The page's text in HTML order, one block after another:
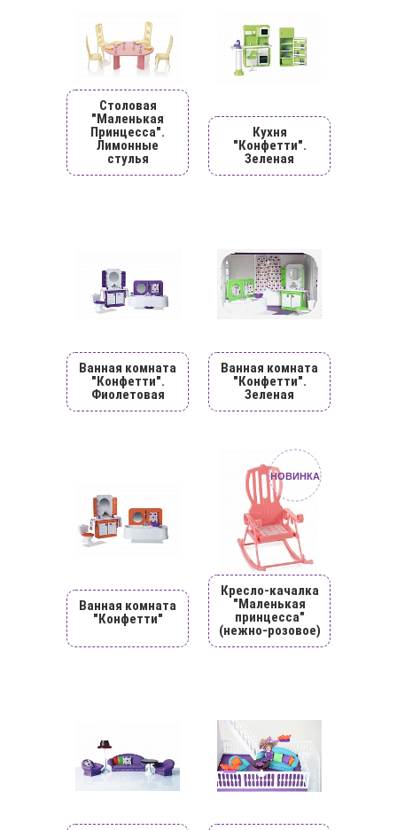
Столовая
"Маленькая
Принцесса".
Лимонные
стулья
Кухня
"Конфетти".
Зеленая
Ванная комната
"Конфетти".
Фиолетовая
Ванная комната
"Конфетти".
Зеленая
Ванная комната
"Конфетти"
НОВИНКА
Кресло-качалка
"Маленькая
принцесса"
(нежно-розовое)